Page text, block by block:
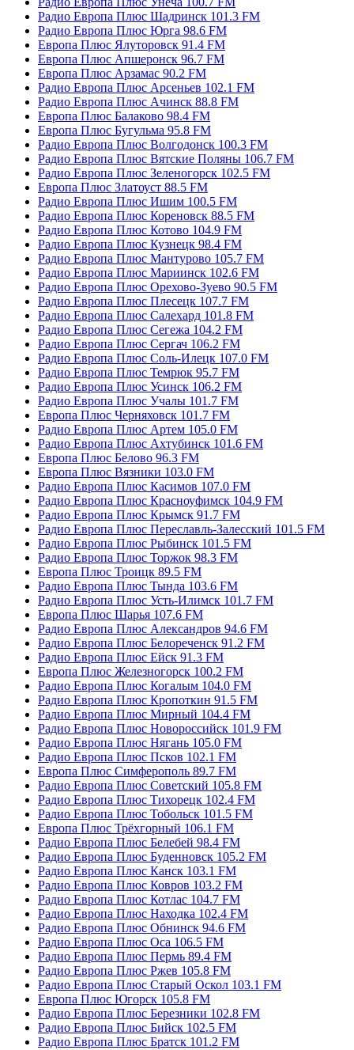
Радио Европа Плюс Шадринск 101.3 FM
Радио Европа Плюс Юрга 98.6 FM
Европа Плюс Ялуторовск 91.4 FM
Европа Плюс Апшеронск 96.7 FM
Европа Плюс Арзамас 90.2 FM
Радио Европа Плюс Арсеньев 102.1 FM
Радио Европа Плюс Ачинск 88.8 FM
Европа Плюс Балаково 98.4 FM
Европа Плюс Бугульма 95.8 FM
Радио Европа Плюс Волгодонск 100.3 FM
Радио Европа Плюс Вятские Поляны 106.7 FM
Радио Европа Плюс Зеленогорск 102.5 FM
Европа Плюс Златоуст 88.5 FM
Радио Европа Плюс Ишим 100.5 FM
Радио Европа Плюс Кореновск 88.5 FM
Радио Европа Плюс Котово 104.9 FM
Радио Европа Плюс Кузнецк 98.4 FM
Радио Европа Плюс Мантурово 105.7 FM
Радио Европа Плюс Мариинск 102.6 FM
Радио Европа Плюс Орехово-Зуево 90.5 FM
Радио Европа Плюс Плесецк 107.7 FM
Радио Европа Плюс Салехард 101.8 FM
Радио Европа Плюс Сегежа 104.2 FM
Радио Европа Плюс Сергач 106.2 FM
Радио Европа Плюс Соль-Илецк 107.0 FM
Радио Европа Плюс Темрюк 95.7 FM
Радио Европа Плюс Усинск 106.2 FM
Радио Европа Плюс Учалы 101.7 FM
Европа Плюс Черняховск 101.7 FM
Радио Европа Плюс Артем 105.0 FM
Радио Европа Плюс Ахтубинск 101.6 FM
Европа Плюс Белово 96.3 FM
Европа Плюс Вязники 103.0 FM
Радио Европа Плюс Касимов 107.0 FM
Радио Европа Плюс Красноуфимск 104.9 FM
Радио Европа Плюс Крымск 91.7 FM
Радио Европа Плюс Переславль-Залесский 101.5 FM
Радио Европа Плюс Рыбинск 101.5 FM
Радио Европа Плюс Торжок 98.3 FM
Европа Плюс Троицк 89.5 FM
Радио Европа Плюс Тында 103.6 FM
Радио Европа Плюс Усть-Илимск 101.7 FM
Европа Плюс Шарья 107.6 FM
Радио Европа Плюс Александров 94.6 FM
Радио Европа Плюс Белореченск 91.2 FM
Радио Европа Плюс Ейск 91.3 FM
Европа Плюс Железногорск 100.2 FM
Радио Европа Плюс Когалым 104.0 FM
Радио Европа Плюс Кропоткин 91.5 FM
Радио Европа Плюс Мирный 104.4 FM
Радио Европа Плюс Новороссийск 101.9 FM
Радио Европа Плюс Нягань 105.0 FM
Радио Европа Плюс Псков 102.1 FM
Европа Плюс Симферополь 89.7 FM
Радио Европа Плюс Советский 105.8 FM
Радио Европа Плюс Тихорецк 102.4 FM
Радио Европа Плюс Тобольск 101.5 FM
Европа Плюс Трёхгорный 106.1 FM
Радио Европа Плюс Белебей 98.4 FM
Радио Европа Плюс Буденновск 105.2 FM
Радио Европа Плюс Канск 103.1 FM
Радио Европа Плюс Ковров 103.2 FM
Радио Европа Плюс Котлас 104.7 FM
Радио Европа Плюс Находка 102.4 FM
Радио Европа Плюс Обнинск 94.6 FM
Радио Европа Плюс Оса 106.5 FM
Радио Европа Плюс Пермь 89.4 FM
Радио Европа Плюс Ржев 105.8 FM
Радио Европа Плюс Старый Оскол 103.1 FM
Европа Плюс Югорск 105.8 FM
Радио Европа Плюс Березники 102.8 FM
Радио Европа Плюс Бийск 102.5 FM
Радио Европа Плюс Братск 101.2 FM